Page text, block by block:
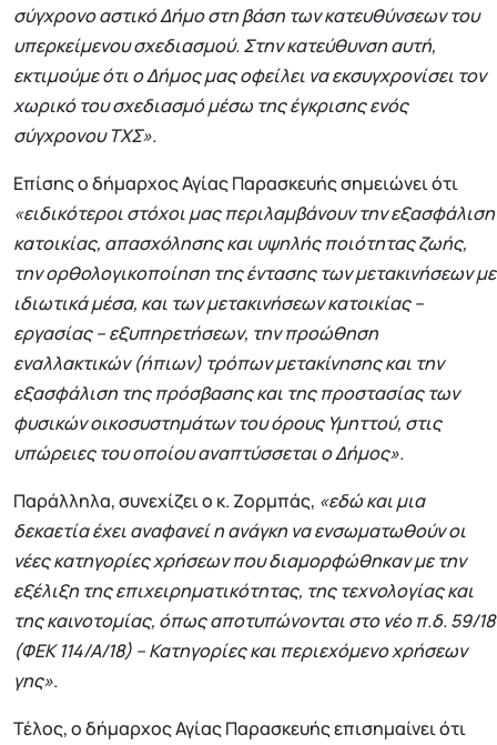
σύγχρονο αστικό Δήμο στη βάση των κατευθύνσεων του
υπερκείμενου σχεδιασμού. Στην κατεύθυνση αυτή,
εκτιμούμε ότι ο Δήμος μας οφείλει να εκσυγχρονίσει τον
χωρικό του σχεδιασμό μέσω της έγκρισης ενός
σύγχρονου ΤΧΣ».
Επίσης ο δήμαρχος Αγίας Παρασκευής σημειώνει ότι
«ειδικότεροι στόχοι μας περιλαμβάνουν την εξασφάλιση
κατοικίας, απασχόλησης και υψηλής ποιότητας ζωής,
την ορθολογικοποίηση της έντασης των μετακινήσεων με
ιδιωτικά μέσα, και των μετακινήσεων κατοικίας –
εργασίας – εξυπηρετήσεων, την προώθηση
εναλλακτικών (ήπιων) τρόπων μετακίνησης και την
εξασφάλιση της πρόσβασης και της προστασίας των
φυσικών οικοσυστημάτων του όρους Υμηττού, στις
υπώρειες του οποίου αναπτύσσεται ο Δήμος».
Παράλληλα, συνεχίζει ο κ. Ζορμπάς, «εδώ και μια
δεκαετία έχει αναφανεί η ανάγκη να ενσωματωθούν οι
νέες κατηγορίες χρήσεων που διαμορφώθηκαν με την
εξέλιξη της επιχειρηματικότητας, της τεχνολογίας και
της καινοτομίας, όπως αποτυπώνονται στο νέο π.δ. 59/18
(ΦΕΚ 114/Α/18) – Κατηγορίες και περιεχόμενο χρήσεων
γης».
Τέλος, ο δήμαρχος Αγίας Παρασκευής επισημαίνει ότι